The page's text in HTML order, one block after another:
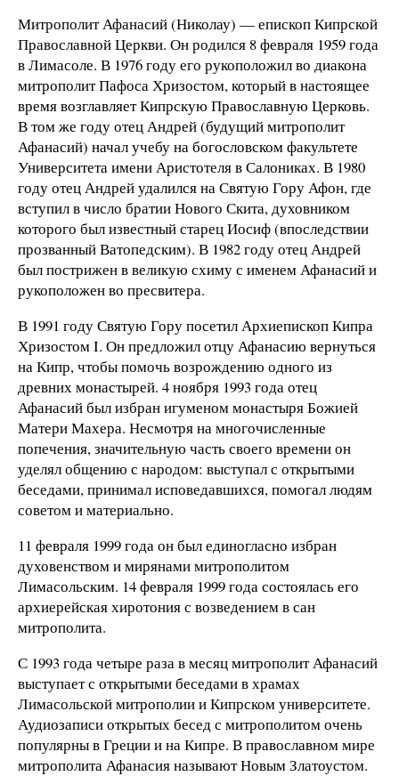
Митрополит Афанасий (Николау) — епископ Кипрской
Православной Церкви. Он родился 8 февраля 1959 года
в Лимасоле. В 1976 году его рукоположил во диакона
митрополит Пафоса Хризостом, который в настоящее
время возглавляет Кипрскую Православную Церковь.
В том же году отец Андрей (будущий митрополит
Афанасий) начал учебу на богословском факультете
Университета имени Аристотеля в Салониках. В 1980
году отец Андрей удалился на Святую Гору Афон, где
вступил в число братии Нового Скита, духовником
которого был известный старец Иосиф (впоследствии
прозванный Ватопедским). В 1982 году отец Андрей
был пострижен в великую схиму с именем Афанасий и
рукоположен во пресвитера.
В 1991 году Святую Гору посетил Архиепископ Кипра
Хризостом I. Он предложил отцу Афанасию вернуться
на Кипр, чтобы помочь возрождению одного из
древних монастырей. 4 ноября 1993 года отец
Афанасий был избран игуменом монастыря Божией
Матери Махера. Несмотря на многочисленные
попечения, значительную часть своего времени он
уделял общению с народом: выступал с открытыми
беседами, принимал исповедавшихся, помогал людям
советом и материально.
11 февраля 1999 года он был единогласно избран
духовенством и мирянами митрополитом
Лимасольским. 14 февраля 1999 года состоялась его
архиерейская хиротония с возведением в сан
митрополита.
С 1993 года четыре раза в месяц митрополит Афанасий
выступает с открытыми беседами в храмах
Лимасольской митрополии и Кипрском университете.
Аудиозаписи открытых бесед с митрополитом очень
популярны в Греции и на Кипре. В православном мире
митрополита Афанасия называют Новым Златоустом.